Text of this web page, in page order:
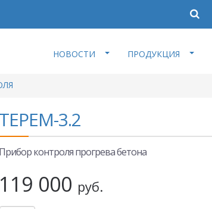
НОВОСТИ ПРОДУКЦИЯ
ТЕРЕМ-3.2
Прибор контроля прогрева бетона
119 000 руб.